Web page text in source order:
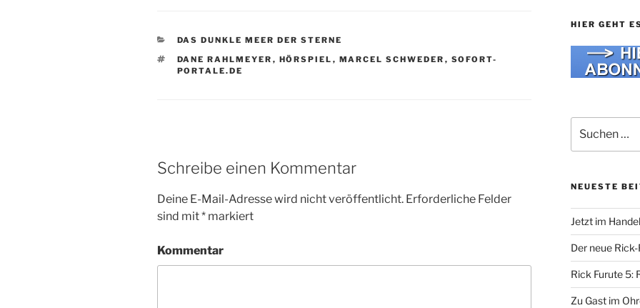
KATEGORIEN
DAS DUNKLE MEER DER STERNE
SCHLAGWÖRTER
DANE RAHLMEYER , HÖRSPIEL , MARCEL SCHWEDER , SOFORT-
PORTALE.DE
Schreibe einen Kommentar
Deine E-Mail-Adresse wird nicht veröffentlicht. Erforderliche Felder
sind mit* markiert
Kommentar
HIER GEHT
nach:
NEUESTE
Jetzt im
Der neue
Rick Furute 5:
Zu Gast im